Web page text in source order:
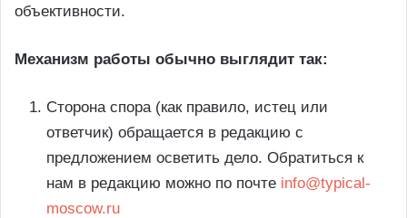
объективности.
Механизм работы обычно выглядит так:
Сторона спора (как правило, истец или
ответчик) обращается в редакцию с
предложением осветить дело. Обратиться к
нам в редакцию можно по почте info@typical-
moscow.ru